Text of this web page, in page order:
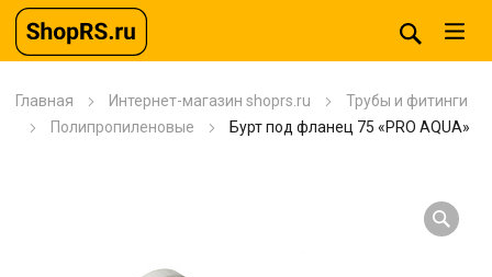
Главная Интернет-магазин shoprs.ru
Трубы и фитинги
Полипропиленовые
Бурт под фланец 75 «PRO AQUA»